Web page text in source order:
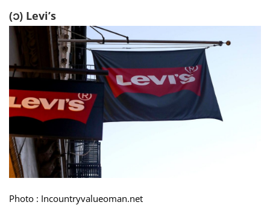
(၁) Levi’s
Photo : Incountryvalueoman.net